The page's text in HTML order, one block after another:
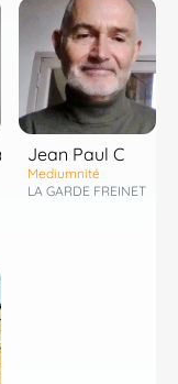
Jean Paul C
Mediumnité
LA GARDE FREINET